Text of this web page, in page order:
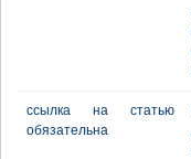
ссылка на статью
обязательна